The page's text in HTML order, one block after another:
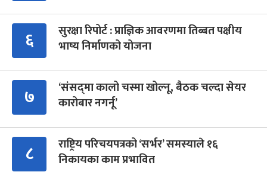
६
सुरक्षा रिपोर्ट : प्राज्ञिक आवरणमा तिब्बत पक्षीय
भाष्य निर्माणको योजना
७
‘संसद्‍मा कालो चस्मा खोल्नू, बैठक चल्दा सेयर
कारोबार नगर्नू’
८
राष्ट्रिय परिचयपत्रको ‘सर्भर’ समस्याले १६
निकायका काम प्रभावित